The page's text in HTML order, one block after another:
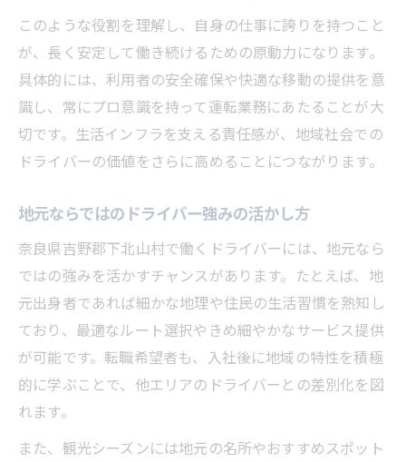
このような役割を理解し、自身の仕事に誇りを持つこと
が、長く安定して働き続けるための原動力になります。
具体的には、利用者の安全確保や快適な移動の提供を意
識し、常にプロ意識を持って運転業務にあたることが大
切です。生活インフラを支える責任感が、地域社会での
ドライバーの価値をさらに高めることにつながります。
地元ならではのドライバー強みの活かし方
奈良県吉野郡下北山村で働くドライバーには、地元なら
ではの強みを活かすチャンスがあります。たとえば、地
元出身者であれば細かな地理や住民の生活習慣を熟知し
ており、最適なルート選択やきめ細やかなサービス提供
が可能です。転職希望者も、入社後に地域の特性を積極
的に学ぶことで、他エリアのドライバーとの差別化を図
れます。
また、観光シーズンには地元の名所やおすすめスポット